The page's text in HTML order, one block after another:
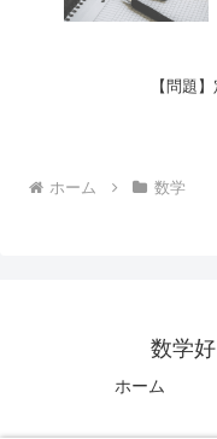
【問題
ホーム 数学
数学
ホーム